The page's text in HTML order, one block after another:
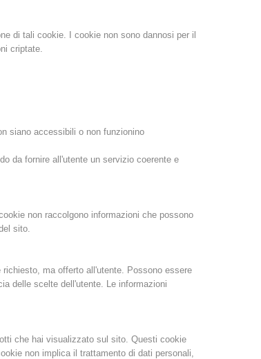
di tali cookie. I cookie non sono dannosi per il
criptate.
siano accessibili o non funzionino
da fornire all'utente un servizio coerente e
non raccolgono informazioni che possono
sito.
ma offerto all'utente. Possono essere
delle scelte dell'utente. Le informazioni
che hai visualizzato sul sito. Questi cookie
non implica il trattamento di dati personali,